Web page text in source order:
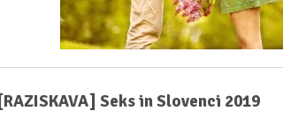
[RAZISKAVA] Seks in Slovenci 2019